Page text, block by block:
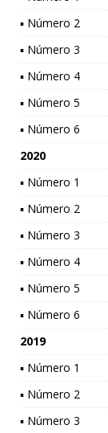
▪ Número 2
▪ Número 3
▪ Número 4
▪ Número 5
▪ Número 6
2020
▪ Número 1
▪ Número 2
▪ Número 3
▪ Número 4
▪ Número 5
▪ Número 6
2019
▪ Número 1
▪ Número 2
▪ Número 3